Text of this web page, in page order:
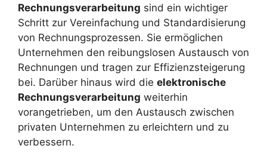
Rechnungsverarbeitung sind ein wichtiger
Schritt zur Vereinfachung und Standardisierung
von Rechnungsprozessen. Sie ermöglichen
Unternehmen den reibungslosen Austausch von
Rechnungen und tragen zur Effizienzsteigerung
bei. Darüber hinaus wird die elektronische
Rechnungsverarbeitung weiterhin
vorangetrieben, um den Austausch zwischen
privaten Unternehmen zu erleichtern und zu
verbessern.